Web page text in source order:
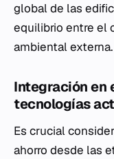
global de las
equilibrio entre el
ambiental externa.
Integración en
tecnologías
Es crucial
ahorro desde las